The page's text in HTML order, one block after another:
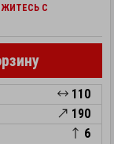
С
110
190
6